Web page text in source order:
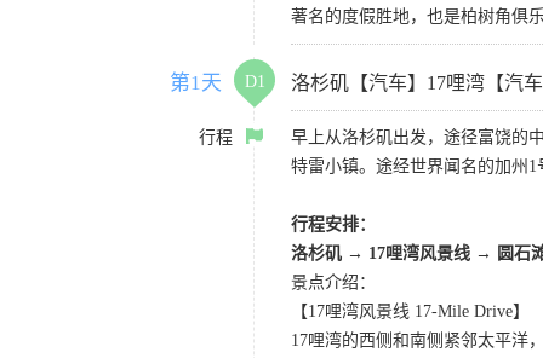
著名的度假胜地，也是柏树角俱
第1天 D1 洛杉矶【汽车】17哩湾【汽
行程
早上从洛杉矶出发，途径富饶的
特雷小镇。途经世界闻名的加州
行程安排：
洛杉矶 → 17哩湾风景线 → 圆石
景点介绍：
【17哩湾风景线 17-Mile Drive】
17哩湾的西侧和南侧紧邻太平洋